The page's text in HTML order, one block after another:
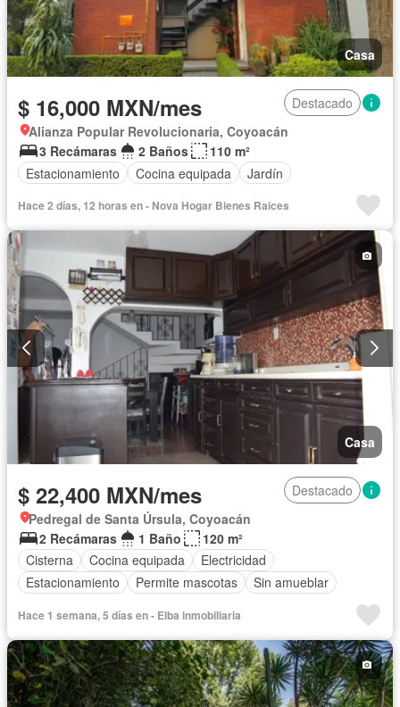
Casa
$ 16,000 MXN/mes
Destacado
Alianza Popular Revolucionaria, Coyoacán
3 Recámaras
2 Baños
110 m²
Estacionamiento
Cocina equipada Jardín
Hace 2 días, 12 horas en - Nova Hogar Bienes Raices
Casa
$ 22,400 MXN/mes
Destacado
Pedregal de Santa Úrsula, Coyoacán
2 Recámaras
1 Baño
120 m²
Cisterna
Cocina equipada
Electricidad
Estacionamiento
Permite mascotas Sin amueblar
Hace 1 semana, 5 días en - Elba inmobiliaria